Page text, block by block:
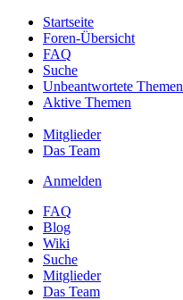
Startseite
Foren-Übersicht
FAQ
Suche
Unbeantwortete Themen
Aktive Themen
Mitglieder
Das Team
Anmelden
FAQ
Blog
Wiki
Suche
Mitglieder
Das Team